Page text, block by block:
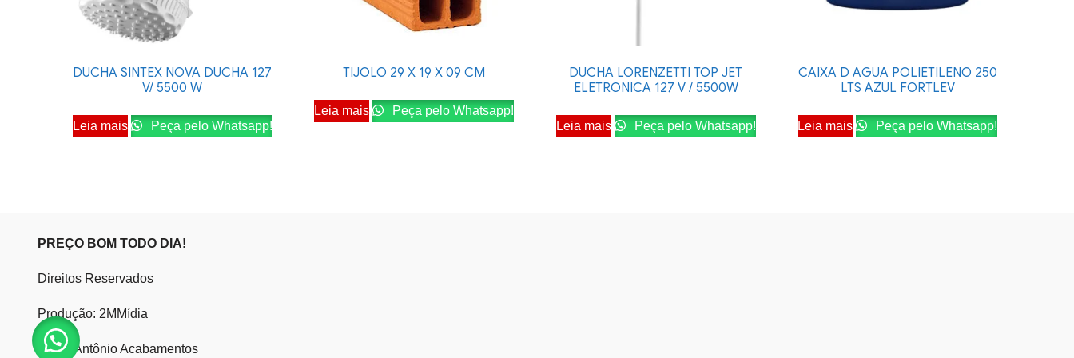
DUCHA SINTEX NOVA DUCHA 127
V/ 5500 W
Leia mais Peça pelo Whatsapp!
TIJOLO 29 X 19 X 09 CM
Leia mais Peça pelo Whatsapp!
DUCHA LORENZETTI TOP JET
ELETRONICA 127 V / 5500W
Leia mais Peça pelo Whatsapp!
CAIXA D AGUA POLIETILENO 250
LTS AZUL FORTLEV
Leia mais Peça pelo Whatsapp!
PREÇO BOM TODO DIA!
Direitos Reservados
Produção: 2MMídia
Santo Antônio Acabamentos